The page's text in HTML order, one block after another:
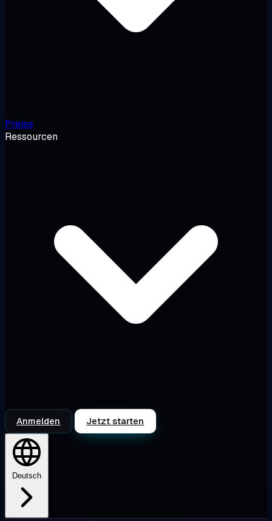
Preise
Ressourcen
Anmelden Jetzt starten
Deutsch